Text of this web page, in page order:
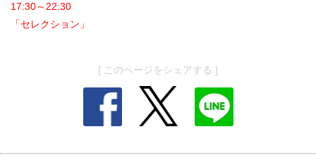
17:30～22:30
「セレクション」
[ このページをシェアする ]